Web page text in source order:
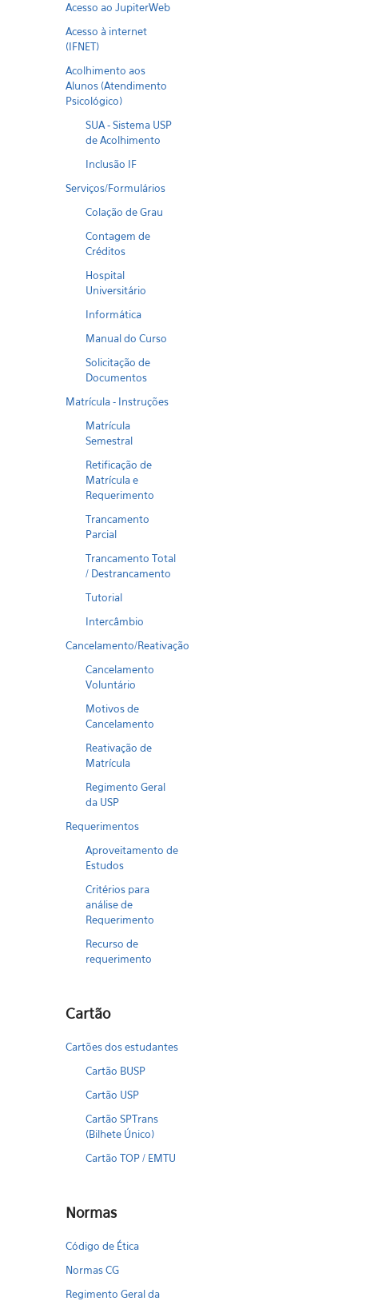
Acesso ao JupiterWeb
Acesso à internet
(IFNET)
Acolhimento aos
Alunos (Atendimento
Psicológico)
SUA - Sistema USP
de Acolhimento
Inclusão IF
Serviços/Formulários
Colação de Grau
Contagem de
Créditos
Hospital
Universitário
Informática
Manual do Curso
Solicitação de
Documentos
Matrícula - Instruções
Matrícula
Semestral
Retificação de
Matrícula e
Requerimento
Trancamento
Parcial
Trancamento Total
/ Destrancamento
Tutorial
Intercâmbio
Cancelamento/Reativação
Cancelamento
Voluntário
Motivos de
Cancelamento
Reativação de
Matrícula
Regimento Geral
da USP
Requerimentos
Aproveitamento de
Estudos
Critérios para
análise de
Requerimento
Recurso de
requerimento
Cartão
Cartões dos estudantes
Cartão BUSP
Cartão USP
Cartão SPTrans
(Bilhete Único)
Cartão TOP / EMTU
Normas
Código de Ética
Normas CG
Regimento Geral da